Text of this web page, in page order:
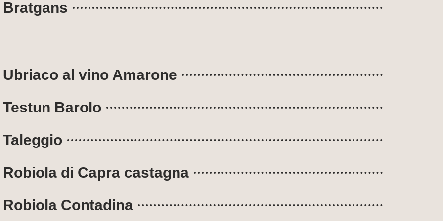
Bratgans
Ubriaco al vino Amarone
Testun Barolo
Taleggio
Robiola di Capra castagna
Robiola Contadina